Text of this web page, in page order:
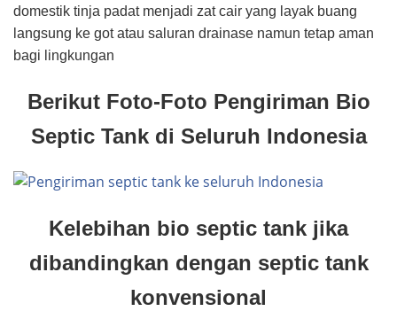
domestik tinja padat menjadi zat cair yang layak buang
langsung ke got atau saluran drainase namun tetap aman
bagi lingkungan
Berikut Foto-Foto Pengiriman Bio
Septic Tank di Seluruh Indonesia
Kelebihan bio septic tank jika
dibandingkan dengan septic tank
konvensional